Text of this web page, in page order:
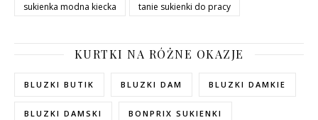
sukienka modna kiecka
tanie sukienki do pracy
KURTKI NA RÓŻNE OKAZJE
BLUZKI BUTIK BLUZKI DAM BLUZKI DAMKIE
BLUZKI DAMSKI BONPRIX SUKIENKI